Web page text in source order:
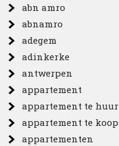
abn amro
abnamro
adegem
adinkerke
antwerpen
appartement
appartement te huur
appartement te koop
appartementen